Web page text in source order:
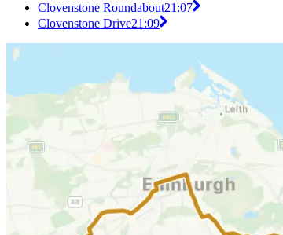
Clovenstone Roundabout21:07
Clovenstone Drive21:09